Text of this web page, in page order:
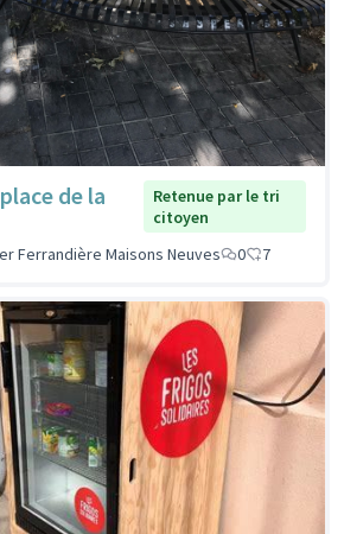
de la
Retenue par le tri
citoyen
Ferrandière Maisons Neuves
0 7